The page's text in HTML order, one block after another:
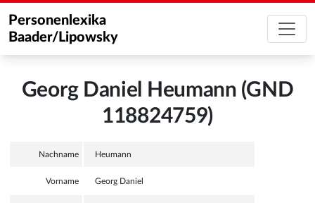
Personenlexika
Baader/Lipowsky
Georg Daniel Heumann (GND
118824759)
Nachname Heumann
Vorname Georg Daniel